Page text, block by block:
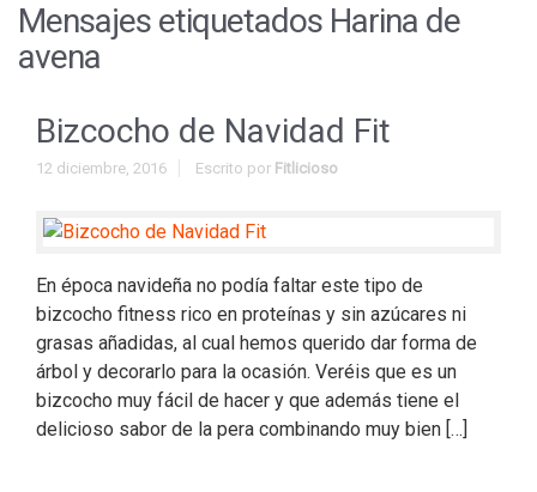
Mensajes etiquetados Harina de
avena
Bizcocho de Navidad Fit
12 diciembre, 2016 Escrito por Fitlicioso
En época navideña no podía faltar este tipo de
bizcocho fitness rico en proteínas y sin azúcares ni
grasas añadidas, al cual hemos querido dar forma de
árbol y decorarlo para la ocasión. Veréis que es un
bizcocho muy fácil de hacer y que además tiene el
delicioso sabor de la pera combinando muy bien […]